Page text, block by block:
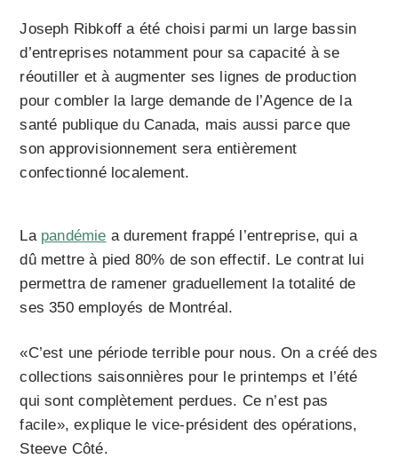
Joseph Ribkoff a été choisi parmi un large bassin
d’entreprises notamment pour sa capacité à se
réoutiller et à augmenter ses lignes de production
pour combler la large demande de l’Agence de la
santé publique du Canada, mais aussi parce que
son approvisionnement sera entièrement
confectionné localement.
La pandémie a durement frappé l’entreprise, qui a
dû mettre à pied 80% de son effectif. Le contrat lui
permettra de ramener graduellement la totalité de
ses 350 employés de Montréal.
«C’est une période terrible pour nous. On a créé des
collections saisonnières pour le printemps et l’été
qui sont complètement perdues. Ce n’est pas
facile», explique le vice-président des opérations,
Steeve Côté.